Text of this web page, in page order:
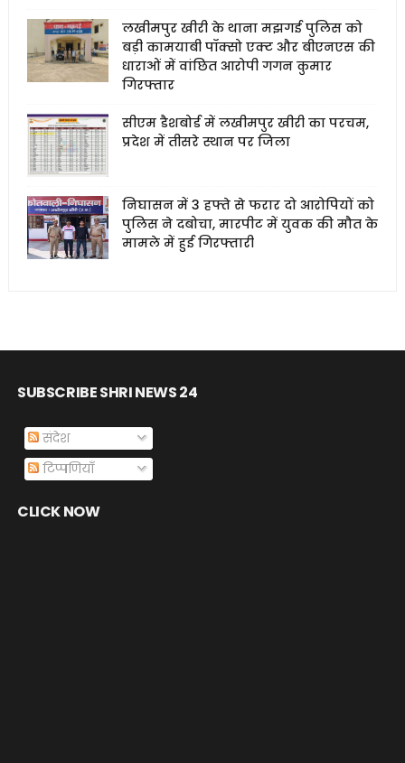
लखीमपुर खीरी के थाना मझगई पुलिस को
बड़ी कामयाबी पॉक्सो एक्ट और बीएनएस की
धाराओं में वांछित आरोपी गगन कुमार
गिरफ्तार
सीएम डैशबोर्ड में लखीमपुर खीरी का परचम,
प्रदेश में तीसरे स्थान पर जिला
निघासन में 3 हफ्ते से फरार दो आरोपियों को
पुलिस ने दबोचा, मारपीट में युवक की मौत के
मामले में हुई गिरफ्तारी
SUBSCRIBE SHRI NEWS 24
संदेश
टिप्पणियाँ
CLICK NOW